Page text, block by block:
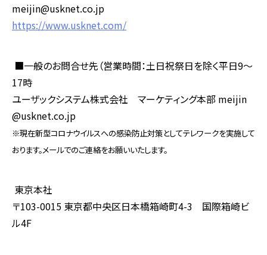
meijin@usknet.co.jp
https://www.usknet.com/
■一般のお問合せ先（営業時間：土日祝祭日を除く平日9～
17時
ユーザックシステム株式会社 マーケティング本部 meijin
@usknet.co.jp
※現在新型コロナウイルスへの感染防止対策としてテレワークを実施して
おります。メールでのご連絡をお願いいたします。
東京本社
〒103-0015 東京都中央区日本橋箱崎町4-3 国際箱崎ビ
ル4F